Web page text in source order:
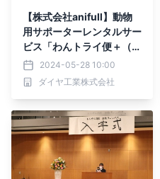
【株式会社anifull】動物
用サポーターレンタルサー
ビス「わんトライ便＋（プ
ラス）」を開始！
2024-05-28 10:00
ダイヤ工業株式会社